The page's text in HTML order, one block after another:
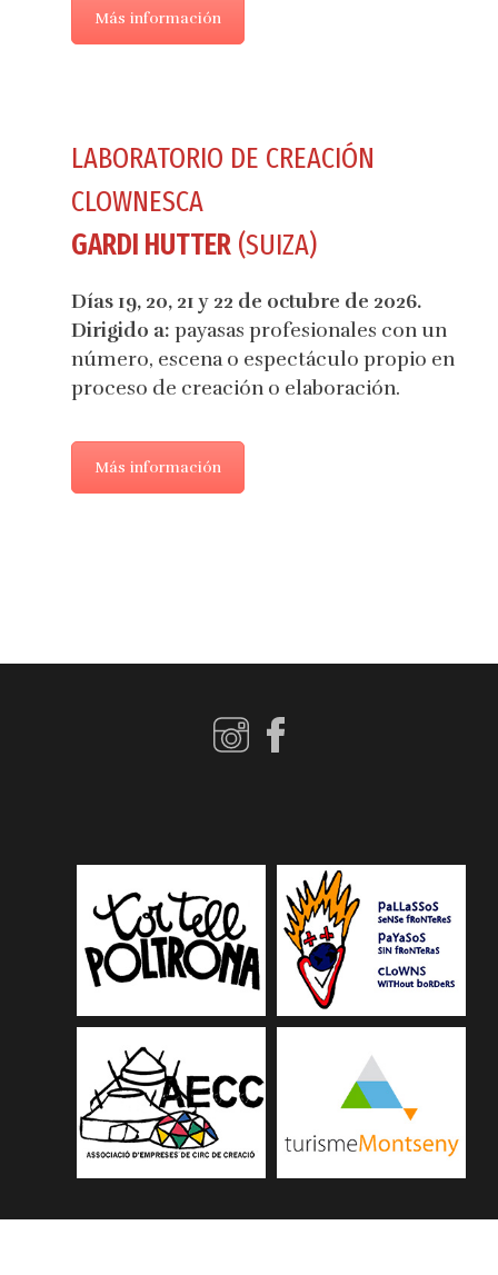
Más información
LABORATORIO DE CREACIÓN
CLOWNESCA
GARDI HUTTER (SUIZA)
Días 19, 20, 21 y 22 de octubre de 2026.
Dirigido a: payasas profesionales con un
número, escena o espectáculo propio en
proceso de creación o elaboración.
Más información